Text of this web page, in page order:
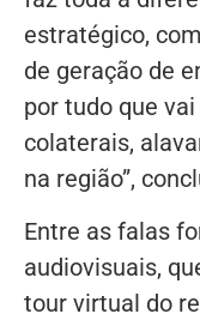
estratégico,
de geração de
por tudo que
colaterais,
na região”,
Entre as falas
audiovisuais,
tour virtual do